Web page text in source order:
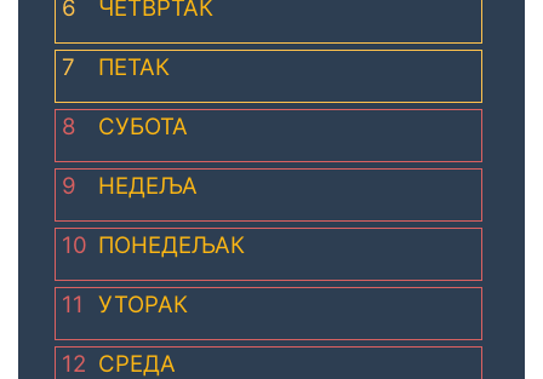
6 ЧЕТВРТАК
7 ПЕТАК
8 СУБОТА
9 НЕДЕЉА
10 ПОНЕДЕЉАК
11 УТОРАК
12 СРЕДА